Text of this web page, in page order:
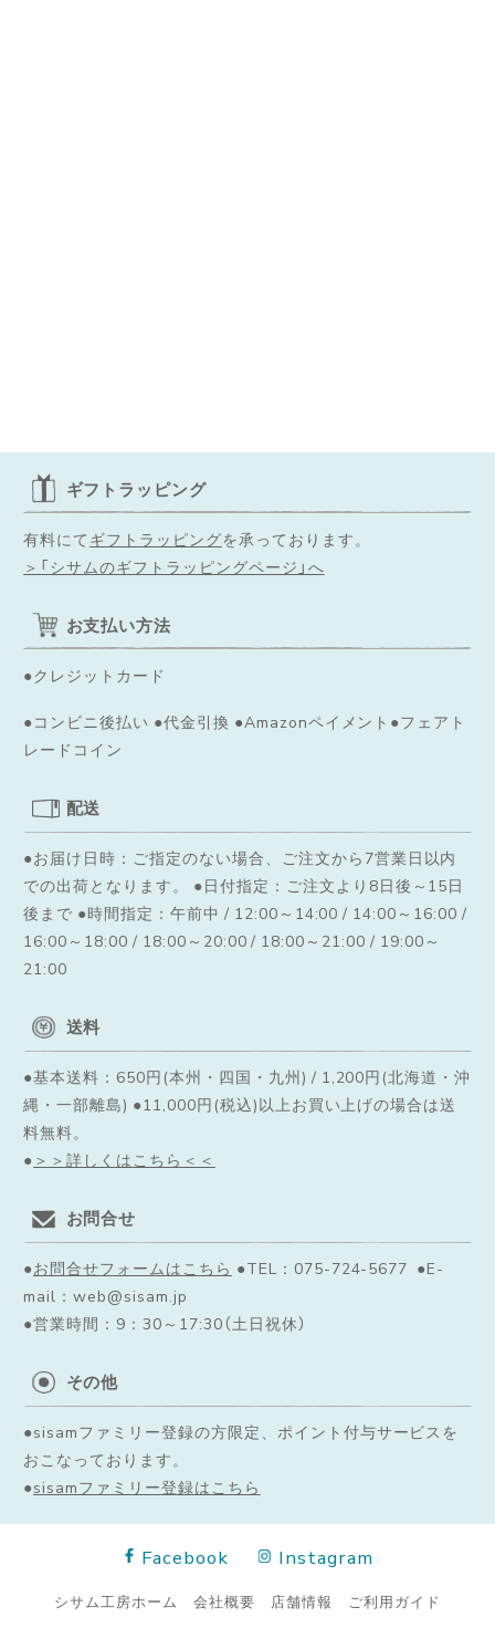
ギフトラッピング
有料にて ギフトラッピングを承っております。
＞「シサムのギフトラッピングページ」へ
お支払い方法
●クレジットカード
●コンビニ後払い ●代金引換 ●Amazonペイメント●フェアト
レードコイン
配送
●お届け日時：ご指定のない場合、ご注文から7営業日以内
での出荷となります。
●日付指定：ご注文より8日後～15日
後まで ●時間指定：午前中 / 12:00～14:00 / 14:00～16:00 /
16:00～18:00 / 18:00～20:00 / 18:00～21:00 / 19:00～
21:00
送料
●基本送料：650円(本州・四国・九州) / 1,200円(北海道・沖
縄・一部離島) ●11,000円(税込)以上お買い上げの場合は送
料無料。
● ＞＞詳しくはこちら＜＜
お問合せ
●お問合せフォームはこちら ●TEL：075-724-5677 ●E-
mail：web@sisam.jp
●営業時間：9：30～17:30（土日祝休）
その他
●sisamファミリー登録の方限定、ポイント付与サービスを
おこなっております。
●sisamファミリー登録はこちら
Facebook Instagram
シサム工房ホーム 会社概要 店舗情報
ご利用ガイド